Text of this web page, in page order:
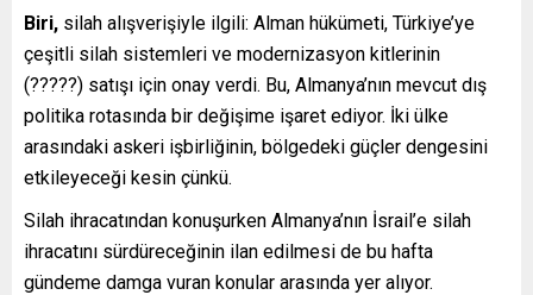
Biri, silah alışverişiyle ilgili: Alman hükümeti, Türkiye’ye
çeşitli silah sistemleri ve modernizasyon kitlerinin
(?????) satışı için onay verdi. Bu, Almanya’nın mevcut dış
politika rotasında bir değişime işaret ediyor. İki ülke
arasındaki askeri işbirliğinin, bölgedeki güçler dengesini
etkileyeceği kesin çünkü.
Silah ihracatından konuşurken Almanya’nın İsrail’e silah
ihracatını sürdüreceğinin ilan edilmesi de bu hafta
gündeme damga vuran konular arasında yer alıyor.